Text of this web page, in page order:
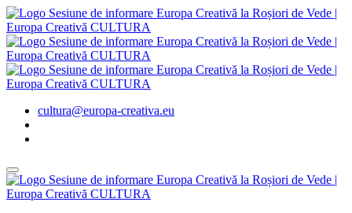
cultura@europa-creativa.eu